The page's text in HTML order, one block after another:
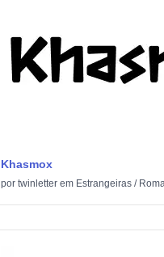
Khasmox
por twinletter em Estrangeiras /